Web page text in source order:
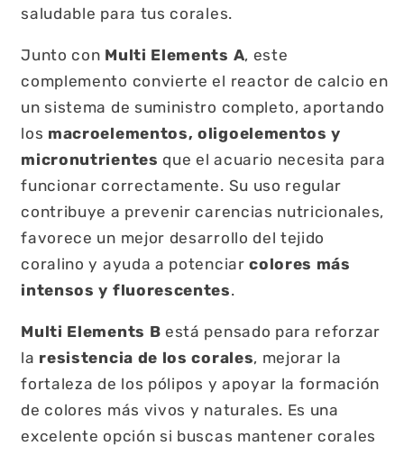
saludable para tus corales.
Junto con Multi Elements A, este
complemento convierte el reactor de calcio en
un sistema de suministro completo, aportando
los macroelementos, oligoelementos y
micronutrientes que el acuario necesita para
funcionar correctamente. Su uso regular
contribuye a prevenir carencias nutricionales,
favorece un mejor desarrollo del tejido
coralino y ayuda a potenciarcolores más
intensos y fluorescentes.
Multi Elements B está pensado para reforzar
la resistencia de los corales, mejorar la
fortaleza de los pólipos y apoyar la formación
de colores más vivos y naturales. Es una
excelente opción si buscas mantener corales